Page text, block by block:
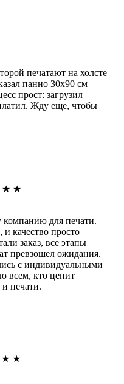
печатают на холсте
панно 30х90 см –
прост: загрузил
Жду еще, чтобы
★ ★
компанию для печати.
и качество просто
заказ, все этапы
превзошел ожидания.
с индивидуальными
всем, кто ценит
печати.
★ ★